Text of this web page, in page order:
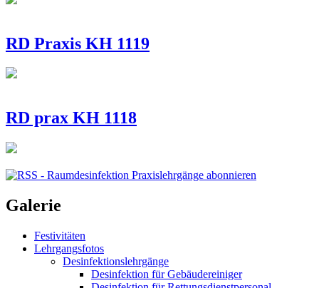
RD Praxis KH 1119
RD prax KH 1118
Galerie
Festivitäten
Lehrgangsfotos
Desinfektionslehrgänge
Desinfektion für Gebäudereiniger